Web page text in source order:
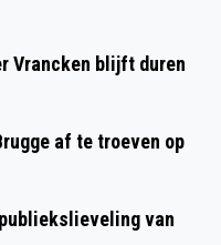
Vrancken blijft duren
af te troeven op
van